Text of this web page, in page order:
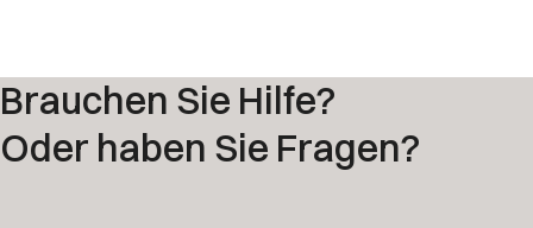
Brauchen Sie Hilfe?
Oder haben Sie Fragen?